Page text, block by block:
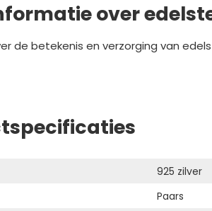
over
de betekenis en verzorging van
925 zilver
Paars